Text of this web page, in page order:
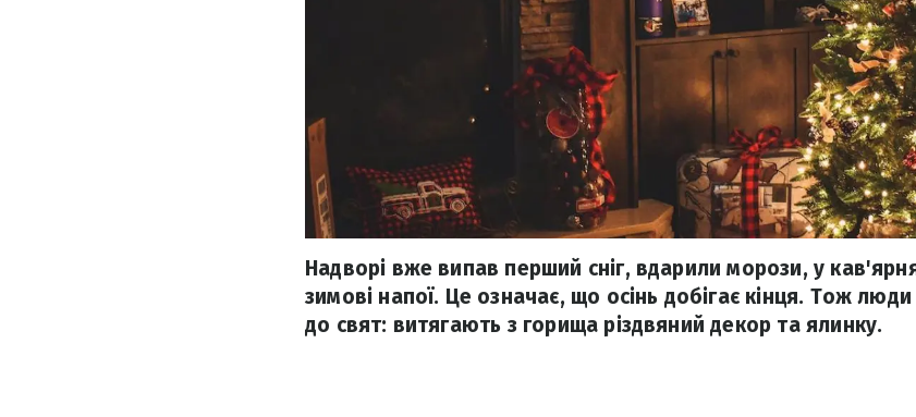
Надворі вже випав перший сніг, вдарили морози, у
зимові напої. Це означає, що осінь добігає кінця. Тож
до свят: витягають з горища різдвяний декор та ялинку.